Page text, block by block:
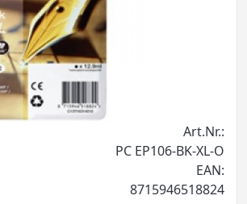
Art.Nr.:
PC EP106-BK-XL-O
EAN:
8715946518824